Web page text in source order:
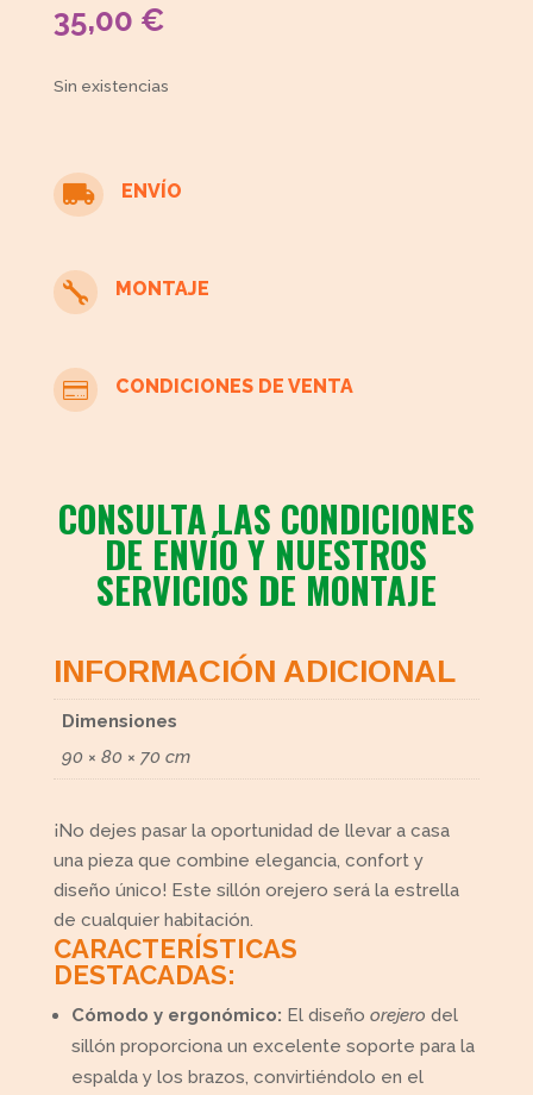
35,00 €
Sin existencias
 ENVÍO
 MONTAJE
 CONDICIONES DE VENTA
CONSULTA LAS CONDICIONES
DE ENVÍO Y NUESTROS
SERVICIOS DE MONTAJE
INFORMACIÓN ADICIONAL
Dimensiones
90 × 80 × 70 cm
¡No dejes pasar la oportunidad de llevar a casa
una pieza que combine elegancia, confort y
diseño único! Este sillón orejero será la estrella
de cualquier habitación.
CARACTERÍSTICAS
DESTACADAS:
Cómodo y ergonómico: El diseño orejero del
sillón proporciona un excelente soporte para la
espalda y los brazos, convirtiéndolo en el